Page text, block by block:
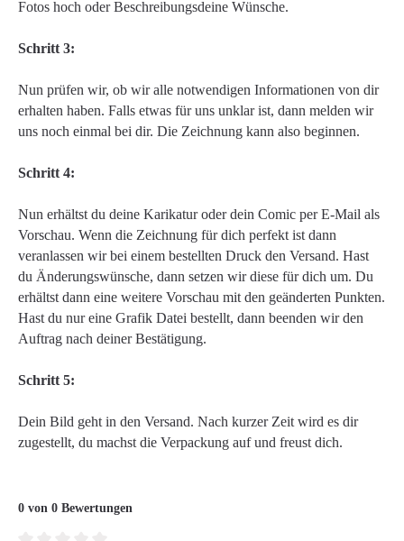
Fotos hoch oder Beschreibungsdeine Wünsche.
Schritt 3:
Nun prüfen wir, ob wir alle notwendigen Informationen von dir
erhalten haben. Falls etwas für uns unklar ist, dann melden wir
uns noch einmal bei dir. Die Zeichnung kann also beginnen.
Schritt 4:
Nun erhältst du deine Karikatur oder dein Comic per E-Mail als
Vorschau. Wenn die Zeichnung für dich perfekt ist dann
veranlassen wir bei einem bestellten Druck den Versand. Hast
du Änderungswünsche, dann setzen wir diese für dich um. Du
erhältst dann eine weitere Vorschau mit den geänderten Punkten.
Hast du nur eine Grafik Datei bestellt, dann beenden wir den
Auftrag nach deiner Bestätigung.
Schritt 5:
Dein Bild geht in den Versand. Nach kurzer Zeit wird es dir
zugestellt, du machst die Verpackung auf und freust dich.
0 von 0 Bewertungen